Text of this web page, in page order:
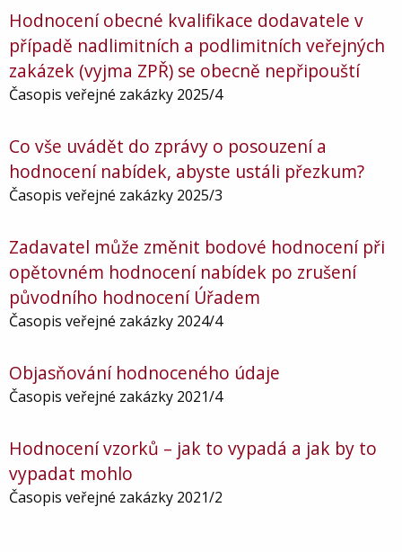
Hodnocení obecné kvalifikace dodavatele v
případě nadlimitních a podlimitních veřejných
zakázek (vyjma ZPŘ) se obecně nepřipouští
Časopis veřejné zakázky 2025/4
Co vše uvádět do zprávy o posouzení a
hodnocení nabídek, abyste ustáli přezkum?
Časopis veřejné zakázky 2025/3
Zadavatel může změnit bodové hodnocení při
opětovném hodnocení nabídek po zrušení
původního hodnocení Úřadem
Časopis veřejné zakázky 2024/4
Objasňování hodnoceného údaje
Časopis veřejné zakázky 2021/4
Hodnocení vzorků – jak to vypadá a jak by to
vypadat mohlo
Časopis veřejné zakázky 2021/2